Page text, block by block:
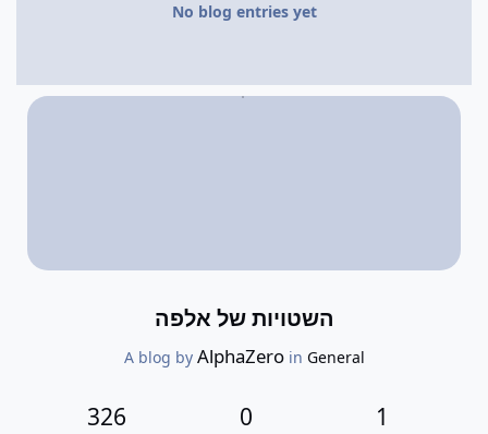
No blog entries yet
השטויות של אלפה
A blog by AlphaZeroin General
1
0
326